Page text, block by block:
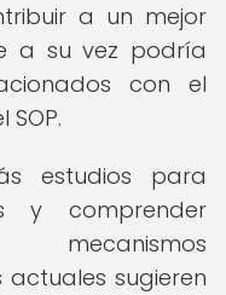
a un mejor
a su vez podría
con el
estudios para
y comprender
sugieren